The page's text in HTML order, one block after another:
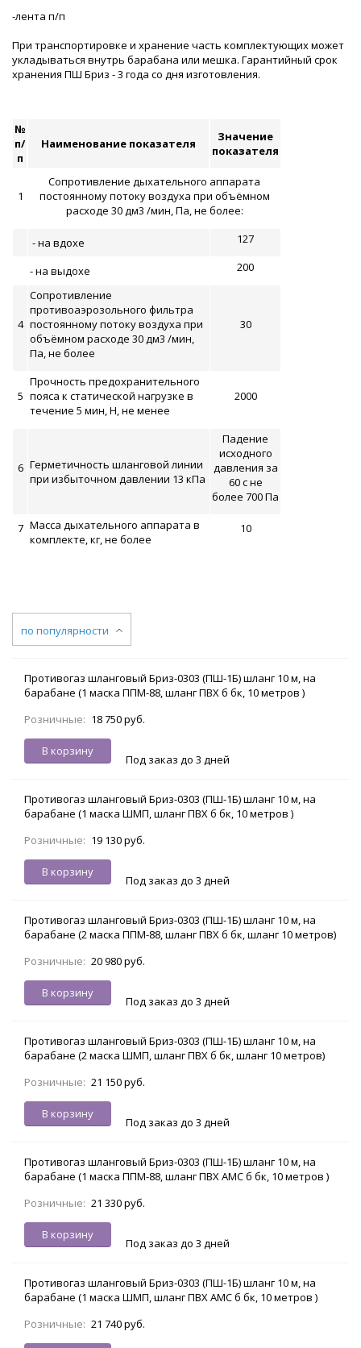
-лента п/п
При транспортировке и хранение часть комплектующих может
укладываться внутрь барабана или мешка. Гарантийный срок
хранения ПШ Бриз - 3 года со дня изготовления.
№
п/
п
Наименование показателя
Значение
показателя
1
Сопротивление дыхательного аппарата
постоянному потоку воздуха при объёмном
расходе 30 дм3 /мин, Па, не более:
- на вдохе 127
- на выдохе 200
4
Сопротивление
противоаэрозольного фильтра
постоянному потоку воздуха при
объёмном расходе 30 дм3 /мин,
Па, не более
30
5
Прочность предохранительного
пояса к статической нагрузке в
течение 5 мин, Н, не менее
2000
6 Герметичность шланговой линии
при избыточном давлении 13 кПа
Падение
исходного
давления за
60 с не
более 700 Па
7 Масса дыхательного аппарата в
комплекте, кг, не более
10
по популярности
Противогаз шланговый Бриз-0303 (ПШ-1Б) шланг 10 м, на
барабане (1 маска ППМ-88, шланг ПВХ б бк, 10 метров )
Розничные: 18 750 руб.
В корзину
Под заказ до 3 дней
Противогаз шланговый Бриз-0303 (ПШ-1Б) шланг 10 м, на
барабане (1 маска ШМП, шланг ПВХ б бк, 10 метров )
Розничные: 19 130 руб.
В корзину
Под заказ до 3 дней
Противогаз шланговый Бриз-0303 (ПШ-1Б) шланг 10 м, на
барабане (2 маска ППМ-88, шланг ПВХ б бк, шланг 10 метров)
Розничные: 20 980 руб.
В корзину
Под заказ до 3 дней
Противогаз шланговый Бриз-0303 (ПШ-1Б) шланг 10 м, на
барабане (2 маска ШМП, шланг ПВХ б бк, шланг 10 метров)
Розничные: 21 150 руб.
В корзину
Под заказ до 3 дней
Противогаз шланговый Бриз-0303 (ПШ-1Б) шланг 10 м, на
барабане (1 маска ППМ-88, шланг ПВХ АМС б бк, 10 метров )
Розничные: 21 330 руб.
В корзину
Под заказ до 3 дней
Противогаз шланговый Бриз-0303 (ПШ-1Б) шланг 10 м, на
барабане (1 маска ШМП, шланг ПВХ АМС б бк, 10 метров )
Розничные: 21 740 руб.